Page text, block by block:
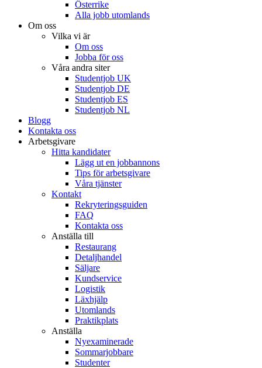
Österrike
Alla jobb utomlands
Om oss
Vilka vi är
Om oss
Jobba för oss
Våra andra siter
Studentjob UK
Studentjob DE
Studentjob ES
Studentjob NL
Blogg
Kontakta oss
Arbetsgivare
Hitta kandidater
Lägg ut en jobbannons
Tips för arbetsgivare
Våra tjänster
Kontakt
Rekryteringsguiden
FAQ
Kontakta oss
Anställa till
Restaurang
Detaljhandel
Säljare
Kundservice
Logistik
Läxhjälp
Utomlands
Praktikplats
Anställa
Nyexaminerade
Sommarjobbare
Studenter